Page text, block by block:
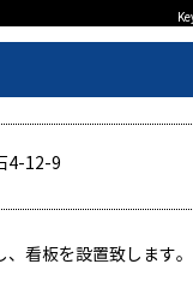
4-12-9
、看板を設置致します